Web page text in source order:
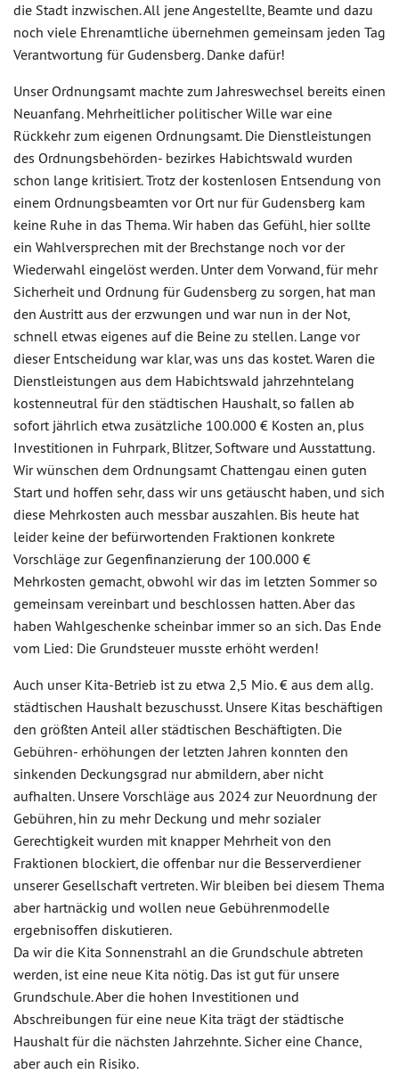
die Stadt inzwischen. All jene Angestellte, Beamte und dazu
noch viele Ehrenamtliche übernehmen gemeinsam jeden Tag
Verantwortung für Gudensberg. Danke dafür!
Unser Ordnungsamt machte zum Jahreswechsel bereits einen
Neuanfang. Mehrheitlicher politischer Wille war eine
Rückkehr zum eigenen Ordnungsamt. Die Dienstleistungen
des Ordnungsbehörden- bezirkes Habichtswald wurden
schon lange kritisiert. Trotz der kostenlosen Entsendung von
einem Ordnungsbeamten vor Ort nur für Gudensberg kam
keine Ruhe in das Thema. Wir haben das Gefühl, hier sollte
ein Wahlversprechen mit der Brechstange noch vor der
Wiederwahl eingelöst werden. Unter dem Vorwand, für mehr
Sicherheit und Ordnung für Gudensberg zu sorgen, hat man
den Austritt aus der erzwungen und war nun in der Not,
schnell etwas eigenes auf die Beine zu stellen. Lange vor
dieser Entscheidung war klar, was uns das kostet. Waren die
Dienstleistungen aus dem Habichtswald jahrzehntelang
kostenneutral für den städtischen Haushalt, so fallen ab
sofort jährlich etwa zusätzliche 100.000 € Kosten an, plus
Investitionen in Fuhrpark, Blitzer, Software und Ausstattung.
Wir wünschen dem Ordnungsamt Chattengau einen guten
Start und hoffen sehr, dass wir uns getäuscht haben, und sich
diese Mehrkosten auch messbar auszahlen. Bis heute hat
leider keine der befürwortenden Fraktionen konkrete
Vorschläge zur Gegenfinanzierung der 100.000 €
Mehrkosten gemacht, obwohl wir das im letzten Sommer so
gemeinsam vereinbart und beschlossen hatten. Aber das
haben Wahlgeschenke scheinbar immer so an sich. Das Ende
vom Lied: Die Grundsteuer musste erhöht werden!
Auch unser Kita-Betrieb ist zu etwa 2,5 Mio. € aus dem allg.
städtischen Haushalt bezuschusst. Unsere Kitas beschäftigen
den größten Anteil aller städtischen Beschäftigten. Die
Gebühren- erhöhungen der letzten Jahren konnten den
sinkenden Deckungsgrad nur abmildern, aber nicht
aufhalten. Unsere Vorschläge aus 2024 zur Neuordnung der
Gebühren, hin zu mehr Deckung und mehr sozialer
Gerechtigkeit wurden mit knapper Mehrheit von den
Fraktionen blockiert, die offenbar nur die Besserverdiener
unserer Gesellschaft vertreten. Wir bleiben bei diesem Thema
aber hartnäckig und wollen neue Gebührenmodelle
ergebnisoffen diskutieren.
Da wir die Kita Sonnenstrahl an die Grundschule abtreten
werden, ist eine neue Kita nötig. Das ist gut für unsere
Grundschule. Aber die hohen Investitionen und
Abschreibungen für eine neue Kita trägt der städtische
Haushalt für die nächsten Jahrzehnte. Sicher eine Chance,
aber auch ein Risiko.